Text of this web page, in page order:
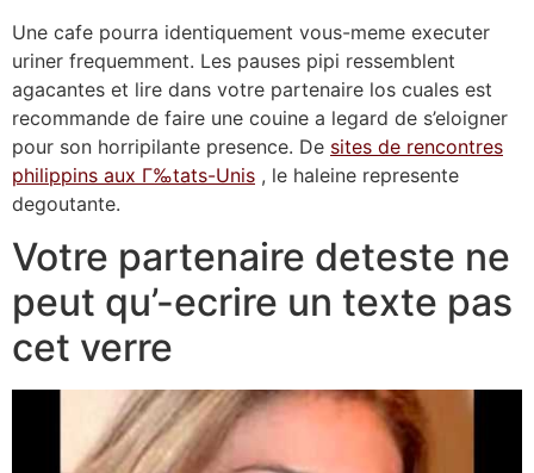
Une cafe pourra identiquement vous-meme executer
uriner frequemment. Les pauses pipi ressemblent
agacantes et lire dans votre partenaire los cuales est
recommande de faire une couine a legard de s’eloigner
pour son horripilante presence. De sites de rencontres
philippins aux Г‰tats-Unis , le haleine represente
degoutante.
Votre partenaire deteste ne
peut qu’-ecrire un texte pas
cet verre